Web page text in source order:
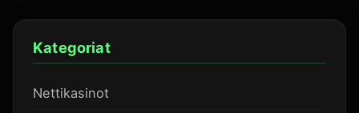
Kategoriat
Nettikasinot